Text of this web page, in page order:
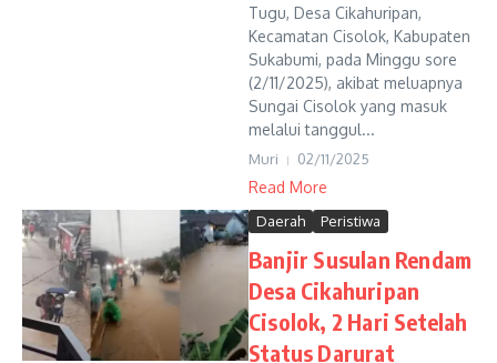
Tugu, Desa Cikahuripan,
Kecamatan Cisolok, Kabupaten
Sukabumi, pada Minggu sore
(2/11/2025), akibat meluapnya
Sungai Cisolok yang masuk
melalui tanggul...
Muri 02/11/2025
Read More
Daerah Peristiwa
Banjir Susulan Rendam
Desa Cikahuripan
Cisolok, 2 Hari Setelah
Status Darurat